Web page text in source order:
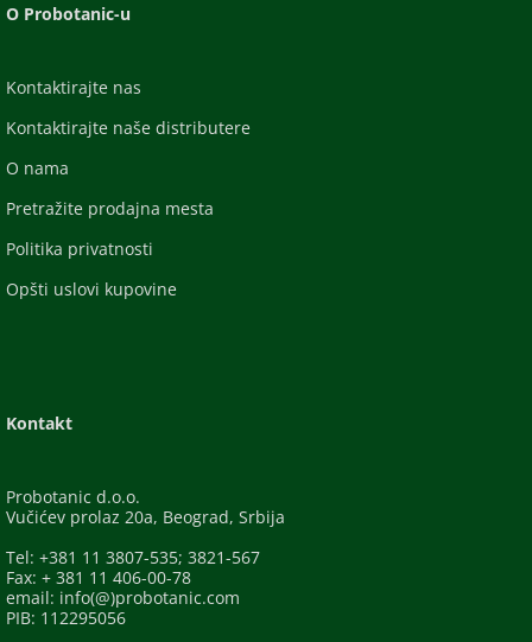
O Probotanic-u
Kontaktirajte nas
Kontaktirajte naše distributere
O nama
Pretražite prodajna mesta
Politika privatnosti
Opšti uslovi kupovine
Kontakt
Probotanic d.o.o.
Vučićev prolaz 20a, Beograd, Srbija
Tel: +381 11 3807-535; 3821-567
Fax: + 381 11 406-00-78
email: info(@)probotanic.com
PIB: 112295056